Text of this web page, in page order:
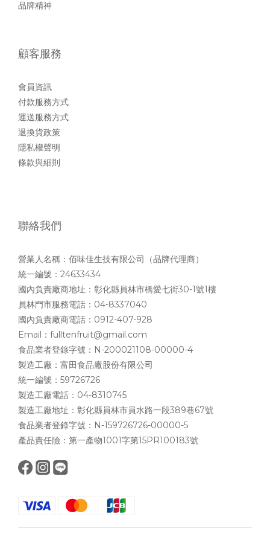
品牌精神
顧客服務
會員資訊
付款服務方式
運送服務方式
退換貨政策
隱私權聲明
條款與細則
聯絡我們
營業人名稱：佰味佳生技有限公司（品牌代理商）
統一編號：24633434
國內負責廠商地址：彰化縣員林市橋愛七街30-1號1樓
員林門市服務電話：04-8337040
國內負責廠商電話：0912-407-928
Email：fulltenfruit@gmail.com
食品業者登錄字號：N-200021108-00000-4
製造工廠：富田食品廠股份有限公司
統一編號：59726726
製造工廠電話：04-8310745
製造工廠地址：彰化縣員林市員水路一段389巷67號
食品業者登錄字號：N-159726726-00000-5
產品責任險：第一產物1001字第15PR100183號